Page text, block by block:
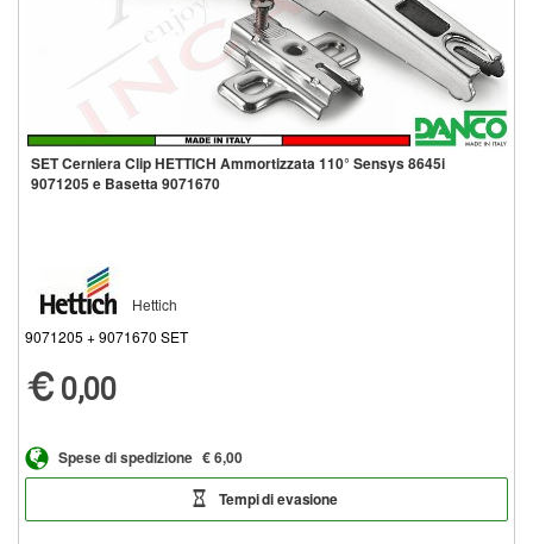
SET Cerniera Clip HETTICH Ammortizzata 110° Sensys 8645i
9071205 e Basetta 9071670
Hettich
9071205 + 9071670 SET
0,00
Spese di spedizione € 6,00
Tempi di evasione